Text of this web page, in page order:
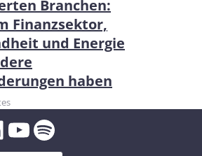
Branchen:
Finanzsektor,
und Energie
haben
YouTube
Spotify